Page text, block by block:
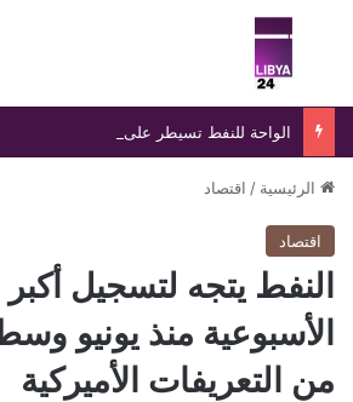
بحث عن
الرئيسية / اقتصاد
اقتصاد
النفط يتجه لتسجيل
الأسبوعية منذ يونيو
من التعريفات الأميركية